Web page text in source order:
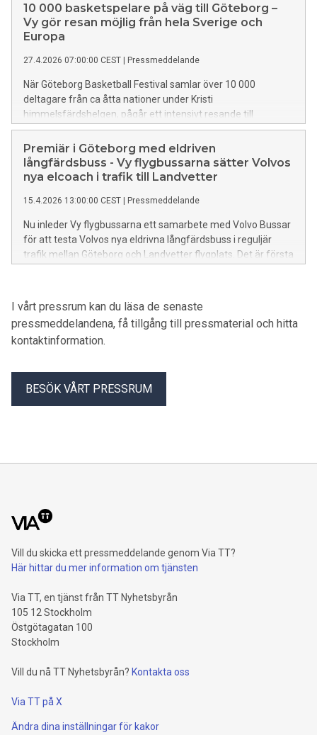
10 000 basketspelare på väg till Göteborg –
Vy gör resan möjlig från hela Sverige och
Europa
27.4.2026 07:00:00 CEST | Pressmeddelande
När Göteborg Basketball Festival samlar över 10 000
deltagare från ca åtta nationer under Kristi
himmelsfärdshelgen, pågår ett intensivt resande till
Göteborg från hela Sverige och övriga Europa.
Premiär i Göteborg med eldriven
långfärdsbuss - Vy flygbussarna sätter Volvos
nya elcoach i trafik till Landvetter
15.4.2026 13:00:00 CEST | Pressmeddelande
Nu inleder Vy flygbussarna ett samarbete med Volvo Bussar
för att testa Volvos nya eldrivna långfärdsbuss i reguljär
trafik mellan Göteborg och Landvetter flygplats. Det är första
I vårt pressrum kan du läsa de senaste
pressmeddelandena, få tillgång till pressmaterial och hitta
kontaktinformation.
BESÖK VÅRT PRESSRUM
Vill du skicka ett pressmeddelande genom Via TT?
Här hittar du mer information om tjänsten
Via TT, en tjänst från TT Nyhetsbyrån
105 12 Stockholm
Östgötagatan 100
Stockholm
Vill du nå TT Nyhetsbyrån? Kontakta oss
Via TT på X
Ändra dina inställningar för kakor